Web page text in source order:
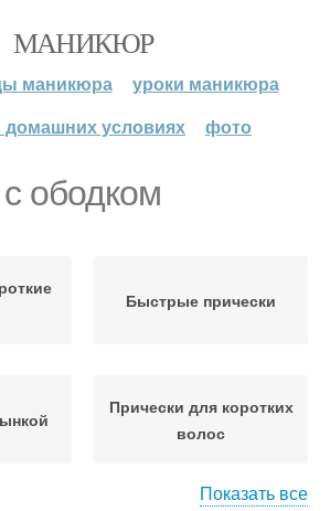
МАНИКЮР
маникюра
уроки маникюра
условиях
фото
ободком
Быстрые прически
Прически для коротких
волос
Показать все